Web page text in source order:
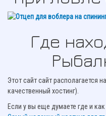
Где
Этот сайт сайт располагается
качественный хостинг).
Если у вы еще думаете где и